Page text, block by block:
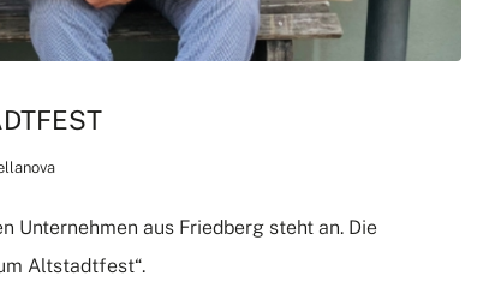
aus Friedberg steht an. Die
Altstadtfest“.